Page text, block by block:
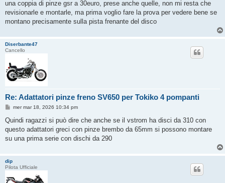
g
i
o
una coppia di pinze gsr a 30euro, prese anche quelle, non mi resta che
revisionarle e montarle, ma prima voglio fare la prova per vedere bene se
montano precisamente sulla pista frenante del disco
Diserbante47
Cancello
Re: Adattatori pinze freno SV650 per Tokiko 4 pompanti
M
s
a
g
o
mer mar 18, 2026 10:34 pm
Quindi ragazzi si può dire che anche se il vstrom ha disci da 310 con
questo adattatori greci con pinze brembo da 65mm si possono montare
su una prima serie con dischi da 290
dip
Pilota Ufficiale